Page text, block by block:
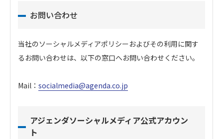
お問い合わせ
当社のソーシャルメディアポリシーおよびその利用に関す
るお問い合わせは、以下の窓口へお問い合わせください。
Mail： socialmedia@agenda.co.jp
アジェンダソーシャルメディア公式アカウン
ト